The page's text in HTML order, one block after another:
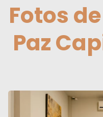
Fotos
Paz